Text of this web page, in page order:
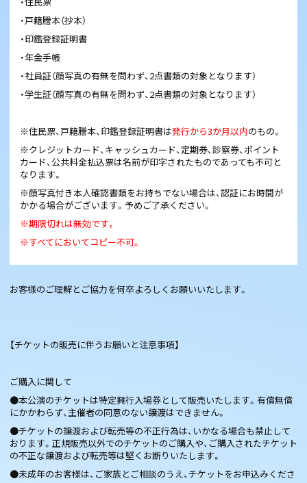
・戸籍謄本（抄本）
・印鑑登録証明書
・年金手帳
・社員証（顔写真の有無を問わず、2点書類の対象となります）
・学生証（顔写真の有無を問わず、2点書類の対象となります）
※住民票、戸籍謄本、印鑑登録証明書は発行から3か月以内のもの。
※クレジットカード、キャッシュカード、定期券、診察券、ポイント
カード、公共料金払込票は名前が印字されたものであっても不可と
なります。
※顔写真付き本人確認書類をお持ちでない場合は、認証にお時間が
かかる場合がございます。予めご了承ください。
※期限切れは無効です。
※すべてにおいてコピー不可。
お客様のご理解とご協力を何卒よろしくお願いいたします。
【チケットの販売に伴うお願いと注意事項】
ご購入に関して​​​​​​​​​​
●本公演のチケットは特定興行入場券として販売いたします。有償無償
にかかわらず、主催者の同意のない譲渡はできません。​​​​​​​​​​​
●チケットの譲渡および転売等の不正行為は、いかなる場合も禁止して
おります。正規販売以外でのチケットのご購入や、ご購入されたチケット
の不正な譲渡および転売等は堅くお断りいたします。
●未成年のお客様は、ご家族とご相談のうえ、チケットをお申込みくださ